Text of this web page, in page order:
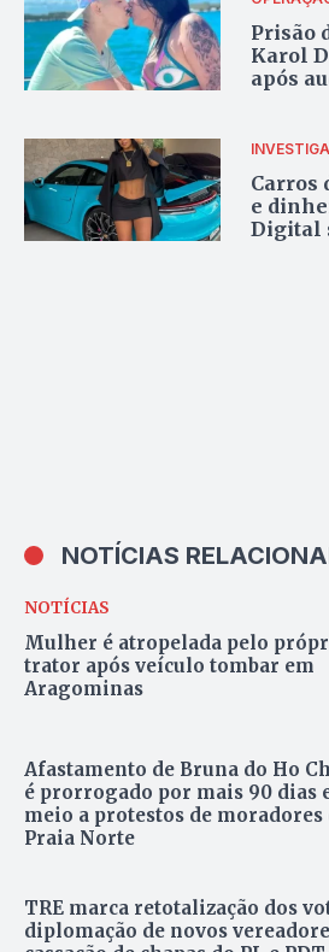
Prisão
Karol
após
Carros
e
Digital
NOTÍCIAS
NOTÍCIAS
Mulher é atropelada pelo
trator após veículo tombar em
Aragominas
Afastamento de Bruna do Ho
é prorrogado por mais 90 dias
meio a protestos de moradores
Praia Norte
TRE marca retotalização dos
diplomação de novos